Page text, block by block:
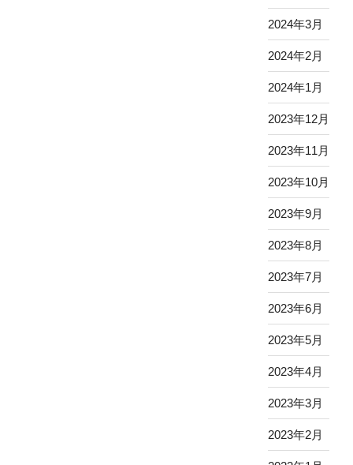
2024年3月
2024年2月
2024年1月
2023年12月
2023年11月
2023年10月
2023年9月
2023年8月
2023年7月
2023年6月
2023年5月
2023年4月
2023年3月
2023年2月